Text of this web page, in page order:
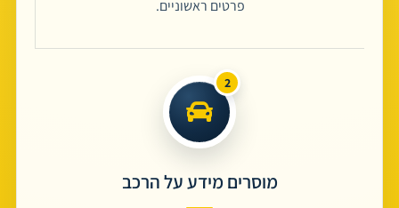
פרטים ראשוניים.
מוסרים מידע על הרכב